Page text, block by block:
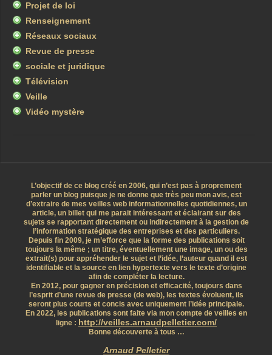
Projet de loi
Renseignement
Réseaux sociaux
Revue de presse
sociale et juridique
Télévision
Veille
Vidéo mystère
L’objectif de ce blog créé en 2006, qui n’est pas à proprement
parler un blog puisque je ne donne que très peu mon avis, est
d’extraire de mes veilles web informationnelles quotidiennes, un
article, un billet qui me parait intéressant et éclairant sur des
sujets se rapportant directement ou indirectement à la gestion de
l’information stratégique des entreprises et des particuliers.
Depuis fin 2009, je m’efforce que la forme des publications soit
toujours la même ; un titre, éventuellement une image, un ou des
extrait(s) pour appréhender le sujet et l’idée, l’auteur quand il est
identifiable et la source en lien hypertexte vers le texte d’origine
afin de compléter la lecture.
En 2012, pour gagner en précision et efficacité, toujours dans
l’esprit d’une revue de presse (de web), les textes évoluent, ils
seront plus courts et concis avec uniquement l’idée principale.
En 2022, les publications sont faite via mon compte de veilles en
ligne : http://veilles.arnaudpelletier.com/
Bonne découverte à tous …
Arnaud Pelletier